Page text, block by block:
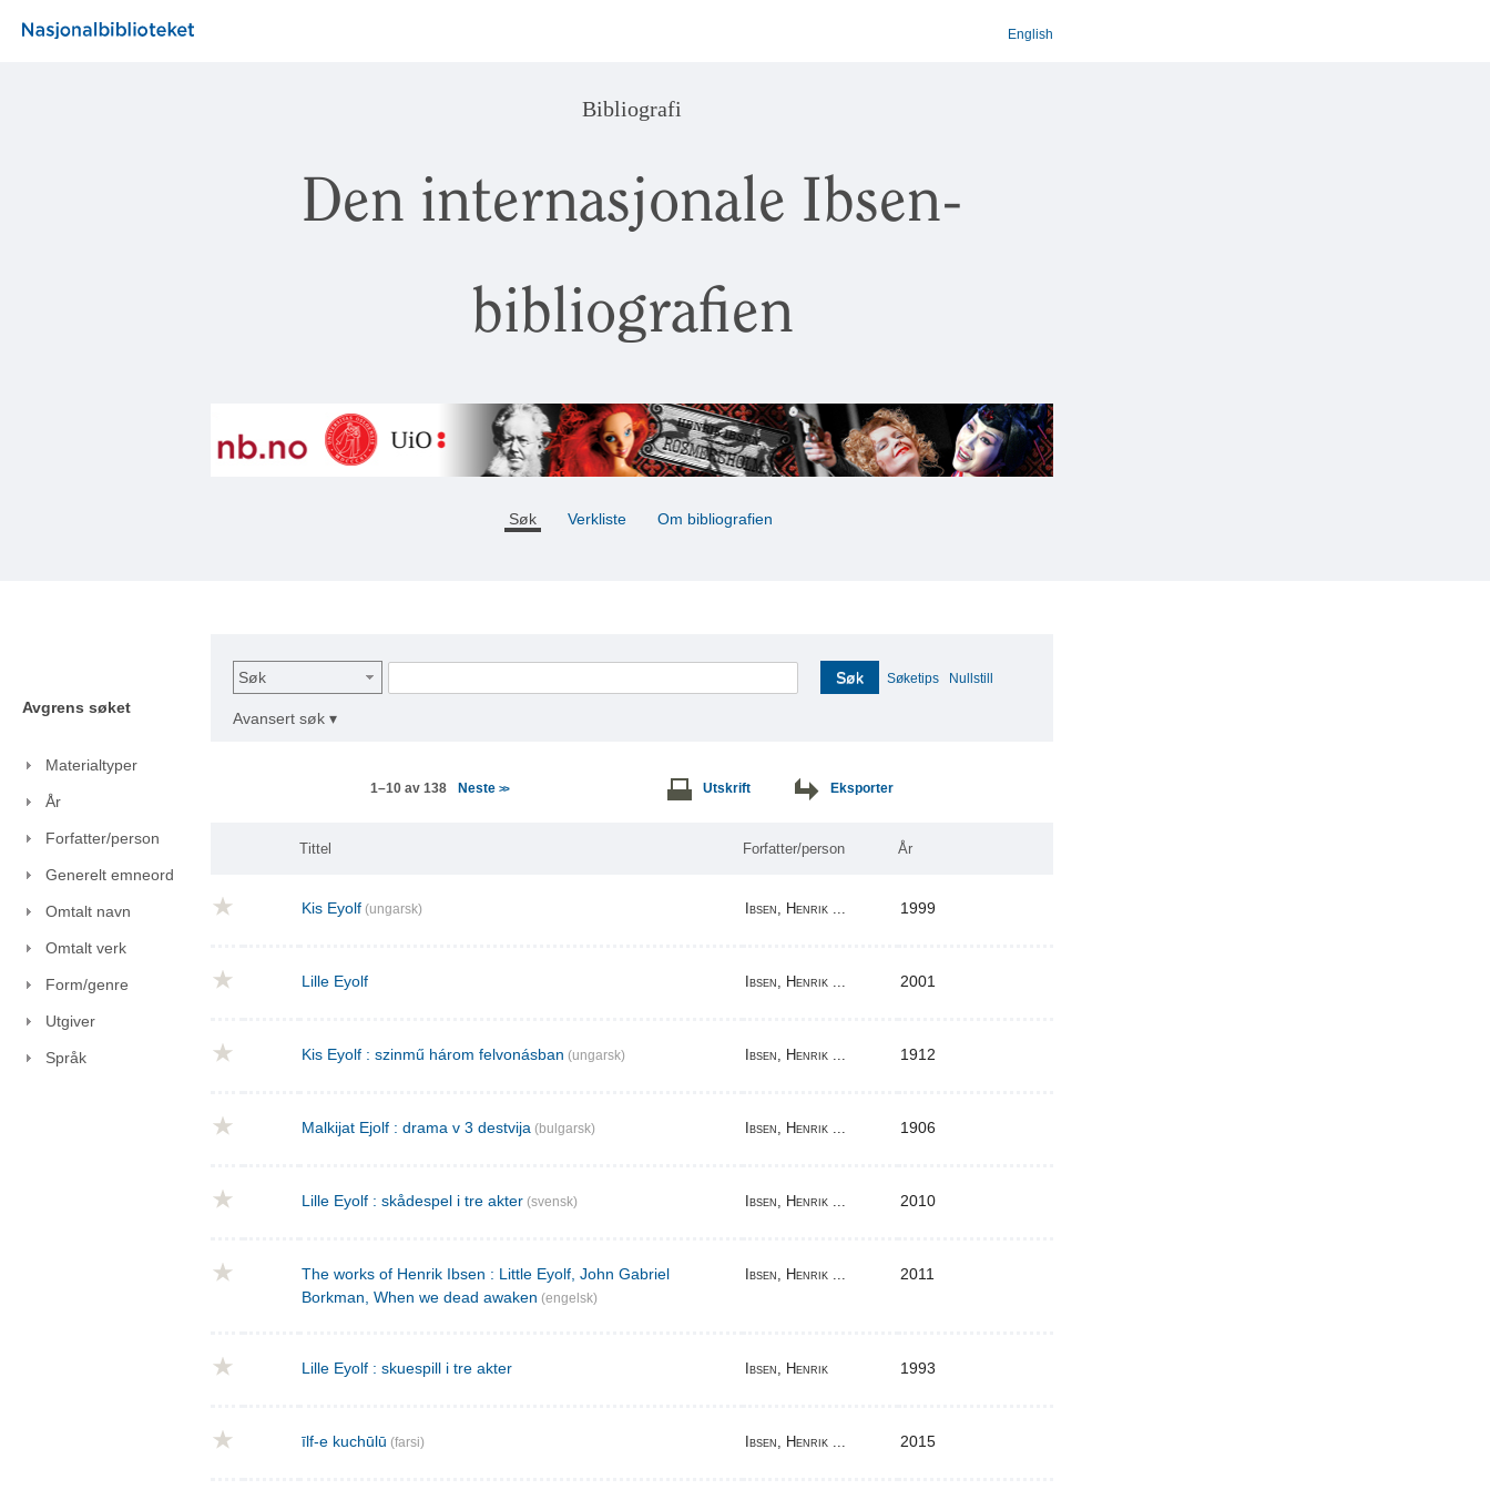
English
Bibliografi
Den internasjonale Ibsen-
bibliografien
Søk Verkliste Om bibliografien
Avgrens søket
Materialtyper
År
Forfatter/person
Generelt emneord
Omtalt navn
Omtalt verk
Form/genre
Utgiver
Språk
Søk Søk Søketips Nullstill
Avansert søk ▾
1–10 av 138 Neste >> Utskrift Eksporter
Tittel Forfatter/person År
Kis Eyolf (ungarsk) Ibsen, Henrik ... 1999
Lille Eyolf Ibsen, Henrik ... 2001
Kis Eyolf : szinmű három felvonásban (ungarsk) Ibsen, Henrik ... 1912
Malkijat Ejolf : drama v 3 destvija (bulgarsk) Ibsen, Henrik ... 1906
Lille Eyolf : skådespel i tre akter (svensk) Ibsen, Henrik ... 2010
The works of Henrik Ibsen : Little Eyolf, John Gabriel
Borkman, When we dead awaken (engelsk)
Ibsen, Henrik ... 2011
Lille Eyolf : skuespill i tre akter Ibsen, Henrik 1993
īlf-e kuchūlū (farsi) Ibsen, Henrik ... 2015